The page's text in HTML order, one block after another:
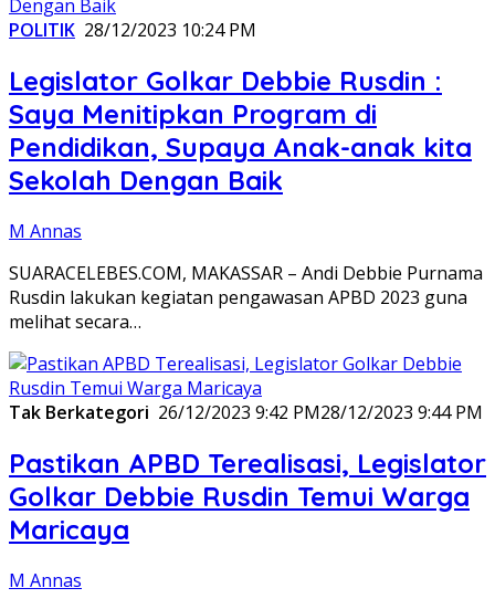
POLITIK 28/12/2023 10:24 PM
Legislator Golkar Debbie Rusdin :
Saya Menitipkan Program di
Pendidikan, Supaya Anak-anak kita
Sekolah Dengan Baik
M Annas
SUARACELEBES.COM, MAKASSAR – Andi Debbie Purnama
Rusdin lakukan kegiatan pengawasan APBD 2023 guna
melihat secara…
Tak Berkategori 26/12/2023 9:42 PM28/12/2023 9:44 PM
Pastikan APBD Terealisasi, Legislator
Golkar Debbie Rusdin Temui Warga
Maricaya
M Annas